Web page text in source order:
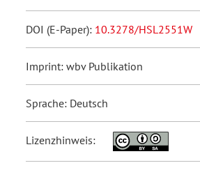
DOI (E-Paper): 10.3278/HSL2551W
Imprint: wbv Publikation
Sprache: Deutsch
Lizenzhinweis: